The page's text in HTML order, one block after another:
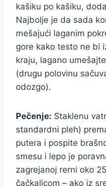
kašiku po kašiku,
Najbolje je da sada
mešajući laganim
gore kako testo ne bi
kraju, lagano
(drugu polovinu
odozgo).
Pečenje: Staklenu
standardni pleh)
putera i pospite
smesu i lepo je
zagrejanoj rerni oko
čačkalicom – ako iz